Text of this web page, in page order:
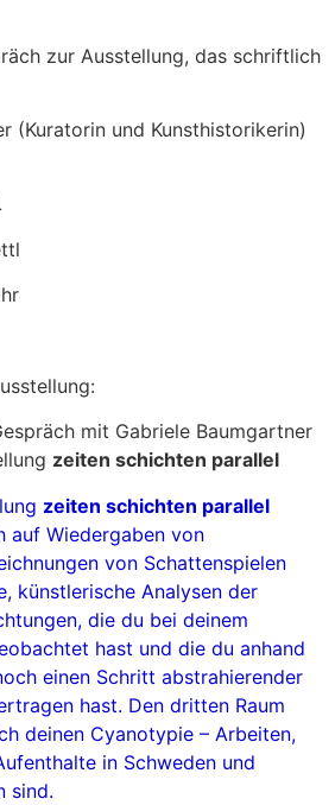
zur Ausstellung, das schriftlich
(Kuratorin und Kunsthistorikerin)
mit Gabriele Baumgartner
zeiten schichten parallel
zeiten schichten parallel
auf Wiedergaben von
von Schattenspielen
künstlerische Analysen der
die du bei deinem
hast und die du anhand
einen Schritt abstrahierender
hast. Den dritten Raum
deinen Cyanotypie – Arbeiten,
in Schweden und
sind.